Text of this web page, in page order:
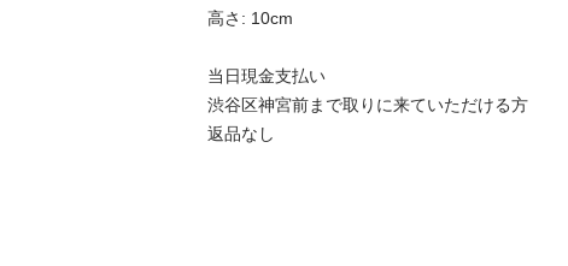
高さ: 10cm
当日現金支払い
渋谷区神宮前まで取りに来ていただける方
返品なし